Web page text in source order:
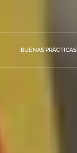
BUENAS PRÁCTICAS